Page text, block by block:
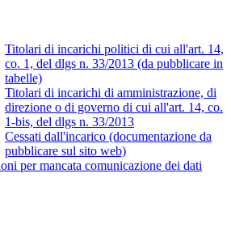
Titolari di incarichi politici di cui all'art. 14,
co. 1, del dlgs n. 33/2013 (da pubblicare in
tabelle)
Titolari di incarichi di amministrazione, di
direzione o di governo di cui all'art. 14, co.
1-bis, del dlgs n. 33/2013
Cessati dall'incarico (documentazione da
pubblicare sul sito web)
per mancata comunicazione dei dati